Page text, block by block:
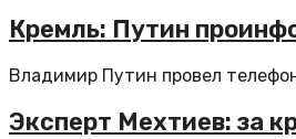
Кремль: Путин
Владимир Путин провел
Эксперт Мехтиев: за